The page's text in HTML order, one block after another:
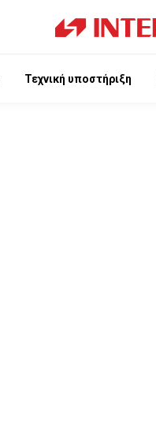
Τεχνική υποστήριξη